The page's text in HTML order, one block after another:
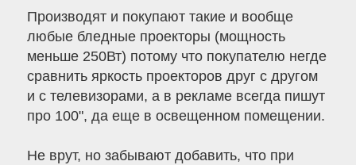
Производят и покупают такие и вообще
любые бледные проекторы (мощность
меньше 250Вт) потому что покупателю негде
сравнить яркость проекторов друг с другом
и с телевизорами, а в рекламе всегда пишут
про 100", да еще в освещенном помещении.
Не врут, но забывают добавить, что при